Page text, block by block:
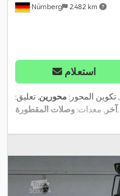
Nürnberg 2.482 km
استعلام
, تكوين المحور: محورين, تعليق:
آخر , معدات: وصلات المقطورة ,